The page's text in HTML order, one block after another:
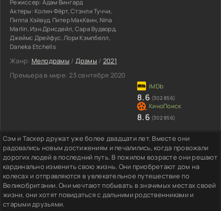
Режиссер: Адам Вингард
Актеры: Колин Фёрт, Стэнли Туччи,
Пиппа Хэйвуд, Питер МакКвин, Nina
Marlin, Иэн Дрисдейл, Сара Вудворд,
Джеймс Дрейфус, Лори Кэмпбелл,
Daneka Etchells
Жанр: Мелодрамы / Драмы / 2021
Премьера в мире: 23 сентября 2020
8.6 (302 856)
8.6 (302 856)
Сэм и Таскер дружат уже более двадцати лет. Вместе они
радовались новым достижениям и печалились, когда провожали
дорогих людей в последний путь. В пожилом возрасте они решают
кардинально изменить свою жизнь. Они приобретают дом на
колесах и отправляются в увлекательное путешествие по
Великобритании. Они мечтают побывать в значимых местах своей
жизни, они хотят повидаться с дальними родственниками и
старыми друзьями.